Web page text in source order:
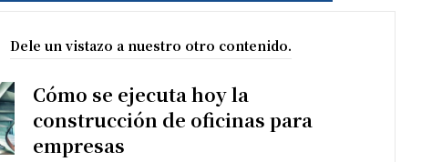
Dele un vistazo a nuestro otro contenido.
Cómo se ejecuta hoy la
construcción de oficinas para
empresas